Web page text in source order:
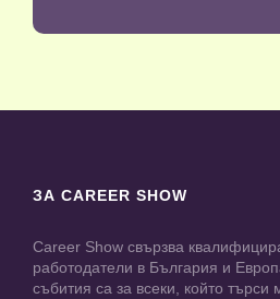
ЗА CAREER SHOW
Career Show свързва
работодатели в България и
събития са за всеки, който търси